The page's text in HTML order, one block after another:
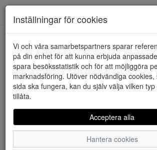
Softwork (2
Sortera efter:
Inställningar för cookies
Vi och våra samarbetspartners sparar
på din enhet för att kunna erbjuda
spara besöksstatistik och för att möjliggöra
marknadsföring. Utöver nödvändiga
sida ska fungera, kan du själv välja vilken
tillåta.
Acceptera alla
Hantera cookies